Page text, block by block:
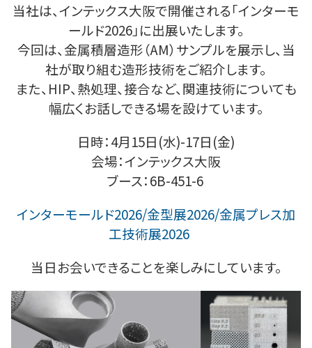
当社は、インテックス大阪で開催される「インターモ
ールド2026」に出展いたします。
今回は、金属積層造形（AM）サンプルを展示し、当
社が取り組む造形技術をご紹介します。
また、HIP、熱処理、接合など、関連技術についても
幅広くお話しできる場を設けています。
日時：4月15日(水)-17日(金)
会場：インテックス大阪
ブース：6B-451-6
インターモールド2026/金型展2026/金属プレス加
工技術展2026
当日お会いできることを楽しみにしています。